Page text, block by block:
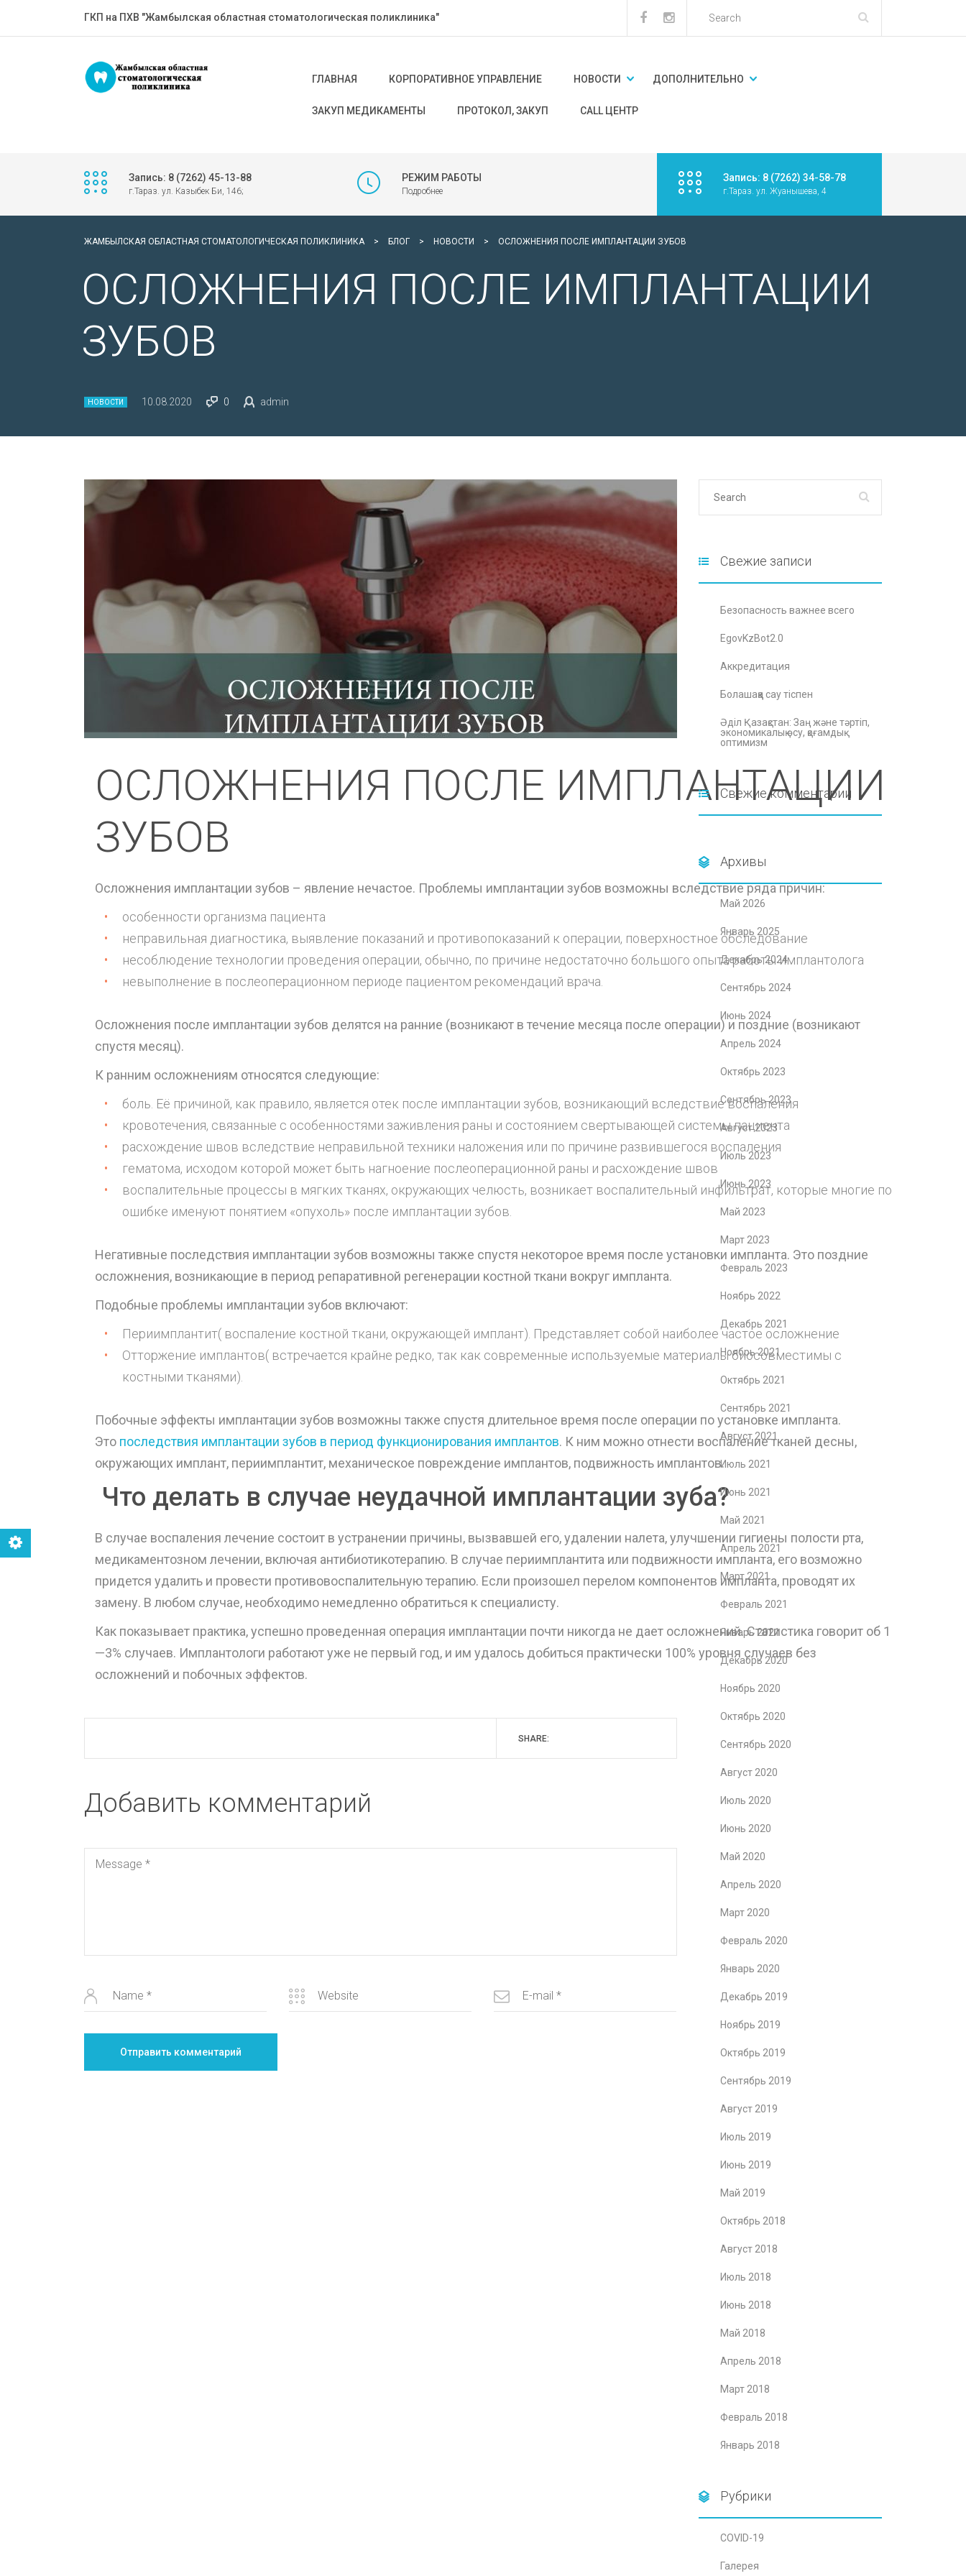
ГКП на ПХВ "Жамбылская областная стоматологическая поликлиника"
ГЛАВНАЯ КОРПОРАТИВНОЕ УПРАВЛЕНИЕ НОВОСТИ ДОПОЛНИТЕЛЬНО
ЗАКУП МЕДИКАМЕНТЫ ПРОТОКОЛ, ЗАКУП CALL ЦЕНТР
Запись: 8 (7262) 45-13-88
г.Тараз. ул. Казыбек Би, 146;
РЕЖИМ РАБОТЫ
Подробнее
Запись: 8 (7262) 34-58-78
г.Тараз. ул. Жуанышева, 4
ЖАМБЫЛСКАЯ ОБЛАСТНАЯ СТОМАТОЛОГИЧЕСКАЯ ПОЛИКЛИНИКА > БЛОГ > НОВОСТИ > ОСЛОЖНЕНИЯ ПОСЛЕ ИМПЛАНТАЦИИ ЗУБОВ
ОСЛОЖНЕНИЯ ПОСЛЕ ИМПЛАНТАЦИИ
ЗУБОВ
НОВОСТИ 10.08.2020 0 admin
ОСЛОЖНЕНИЯ ПОСЛЕ ИМПЛАНТАЦИИ
ЗУБОВ
Осложнения имплантации зубов – явление нечастое. Проблемы имплантации зубов возможны вследствие ряда причин:
особенности организма пациента
неправильная диагностика, выявление показаний и противопоказаний к операции, поверхностное обследование
несоблюдение технологии проведения операции, обычно, по причине недостаточно большого опыта работы имплантолога
невыполнение в послеоперационном периоде пациентом рекомендаций врача.
Осложнения после имплантации зубов делятся на ранние (возникают в течение месяца после операции) и поздние (возникают
спустя месяц).
К ранним осложнениям относятся следующие:
боль. Её причиной, как правило, является отек после имплантации зубов, возникающий вследствие воспаления
кровотечения, связанные с особенностями заживления раны и состоянием свертывающей системы пациента
расхождение швов вследствие неправильной техники наложения или по причине развившегося воспаления
гематома, исходом которой может быть нагноение послеоперационной раны и расхождение швов
воспалительные процессы в мягких тканях, окружающих челюсть, возникает воспалительный инфильтрат, которые многие по
ошибке именуют понятием «опухоль» после имплантации зубов.
Негативные последствия имплантации зубов возможны также спустя некоторое время после установки импланта. Это поздние
осложнения, возникающие в период репаративной регенерации костной ткани вокруг импланта.
Подобные проблемы имплантации зубов включают:
Периимплантит( воспаление костной ткани, окружающей имплант). Представляет собой наиболее частое осложнение
Отторжение имплантов( встречается крайне редко, так как современные используемые материалы биосовместимы с
костными тканями).
Побочные эффекты имплантации зубов возможны также спустя длительное время после операции по установке импланта.
Это последствия имплантации зубов в период функционирования имплантов. К ним можно отнести воспаление тканей десны,
окружающих имплант, периимплантит, механическое повреждение имплантов, подвижность имплантов.
Что делать в случае неудачной имплантации зуба?
В случае воспаления лечение состоит в устранении причины, вызвавшей его, удалении налета, улучшении гигиены полости рта,
медикаментозном лечении, включая антибиотикотерапию. В случае периимплантита или подвижности импланта, его возможно
придется удалить и провести противовоспалительную терапию. Если произошел перелом компонентов импланта, проводят их
замену. В любом случае, необходимо немедленно обратиться к специалисту.
Как показывает практика, успешно проведенная операция имплантации почти никогда не дает осложнений. Статистика говорит об 1
—3% случаев. Имплантологи работают уже не первый год, и им удалось добиться практически 100% уровня случаев без
осложнений и побочных эффектов.
SHARE:
Добавить комментарий
Свежие записи
Безопасность важнее всего
EgovKzBot2.0
Аккредитация
Болашаққа сау тіспен
Әділ Қазақстан: Заң және тәртіп,
экономикалық өсу, қоғамдық
оптимизм
Свежие комментарии
Архивы
Май 2026
Январь 2025
Декабрь 2024
Сентябрь 2024
Июнь 2024
Апрель 2024
Октябрь 2023
Сентябрь 2023
Август 2023
Июль 2023
Июнь 2023
Май 2023
Март 2023
Февраль 2023
Ноябрь 2022
Декабрь 2021
Ноябрь 2021
Октябрь 2021
Сентябрь 2021
Август 2021
Июль 2021
Июнь 2021
Май 2021
Апрель 2021
Март 2021
Февраль 2021
Январь 2021
Декабрь 2020
Ноябрь 2020
Октябрь 2020
Сентябрь 2020
Август 2020
Июль 2020
Июнь 2020
Май 2020
Апрель 2020
Март 2020
Февраль 2020
Январь 2020
Декабрь 2019
Ноябрь 2019
Октябрь 2019
Сентябрь 2019
Август 2019
Июль 2019
Июнь 2019
Май 2019
Октябрь 2018
Август 2018
Июль 2018
Июнь 2018
Май 2018
Апрель 2018
Март 2018
Февраль 2018
Январь 2018
Рубрики
COVID-19
Галерея